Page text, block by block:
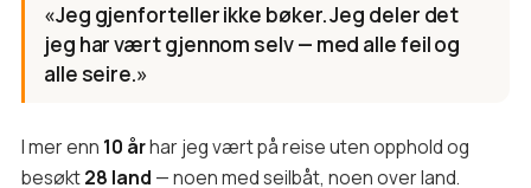
«Jeg gjenforteller ikke bøker. Jeg deler det
jeg har vært gjennom selv — med alle feil og
alle seire.»
I mer enn 10 århar jeg vært på reise uten opphold og
besøkt28 land — noen med seilbåt, noen over land.